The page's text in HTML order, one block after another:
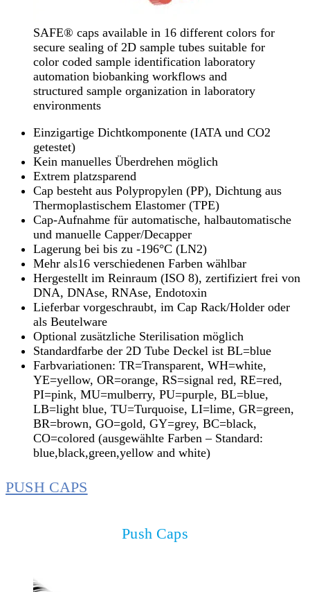
SAFE® caps available in 16 different colors for
secure sealing of 2D sample tubes suitable for
color coded sample identification laboratory
automation biobanking workflows and
structured sample organization in laboratory
environments
Einzigartige Dichtkomponente (IATA und CO2
getestet)
Kein manuelles Überdrehen möglich
Extrem platzsparend
Cap besteht aus Polypropylen (PP), Dichtung aus
Thermoplastischem Elastomer (TPE)
Cap-Aufnahme für automatische, halbautomatische
und manuelle Capper/Decapper
Lagerung bei bis zu -196°C (LN2)
Mehr als16 verschiedenen Farben wählbar
Hergestellt im Reinraum (ISO 8), zertifiziert frei von
DNA, DNAse, RNAse, Endotoxin
Lieferbar vorgeschraubt, im Cap Rack/Holder oder
als Beutelware
Optional zusätzliche Sterilisation möglich
Standardfarbe der 2D Tube Deckel ist BL=blue
Farbvariationen: TR=Transparent, WH=white,
YE=yellow, OR=orange, RS=signal red, RE=red,
PI=pink, MU=mulberry, PU=purple, BL=blue,
LB=light blue, TU=Turquoise, LI=lime, GR=green,
BR=brown, GO=gold, GY=grey, BC=black,
CO=colored (ausgewählte Farben – Standard:
blue,black,green,yellow and white)
PUSH CAPS
Push Caps